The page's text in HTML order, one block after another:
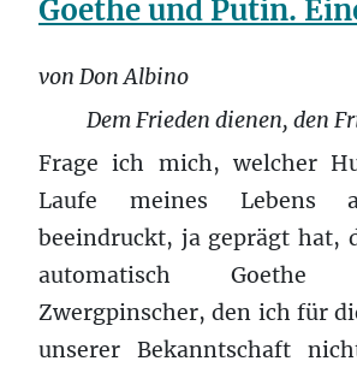
Goethe und Putin.
von Don Albino
Dem Frieden dienen, den
Frage ich mich, welcher
Laufe meines Lebens
beeindruckt, ja geprägt hat,
automatisch
Zwergpinscher, den ich für
unserer Bekanntschaft